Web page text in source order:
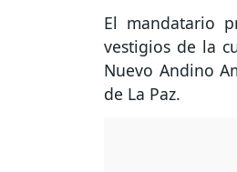
El mandatario
vestigios de la
Nuevo Andino
de La Paz.